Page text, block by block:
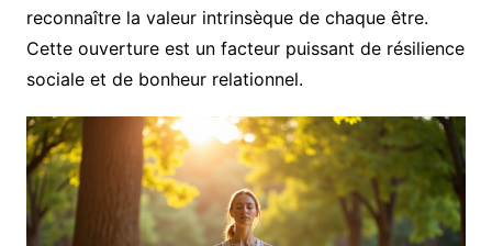
reconnaître la valeur intrinsèque de chaque être.
Cette ouverture est un facteur puissant de résilience
sociale et de bonheur relationnel.